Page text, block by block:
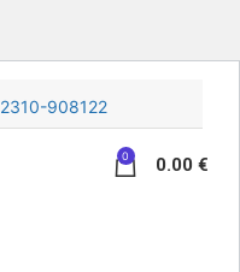
2310-908122
0 0.00 €